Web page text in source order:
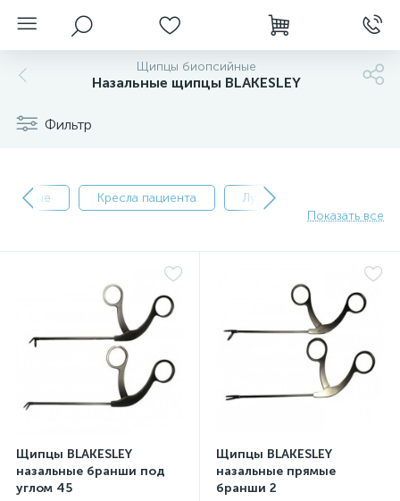
Щипцы биопсийные
Назальные щипцы BLAKESLEY
Фильтр
Кресла пациента
Лупы бинокулярные
Показать все
Щипцы BLAKESLEY
назальные бранши под
углом 45
Щипцы BLAKESLEY
назальные прямые
бранши 2